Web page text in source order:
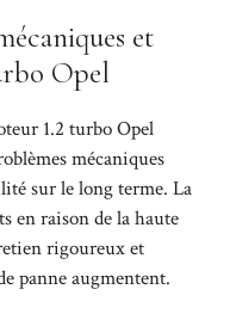
et
Opel
1.2 turbo Opel
mécaniques
sur le long terme. La
en raison de la haute
rigoureux et
panne augmentent.